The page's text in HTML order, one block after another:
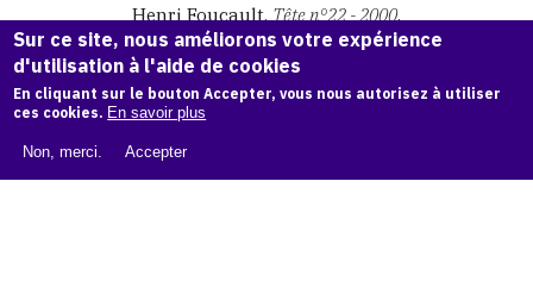
Henri Foucault, Tête n°22 - 2000.
Catalogue raisonné Henri Foucault, OAM.ark:38997/o169
89
COPIER LA CITATION
Sur ce site, nous améliorons votre expérience
d'utilisation à l'aide de cookies
En cliquant sur le bouton Accepter, vous nous autorisez à utiliser
ces cookies. En savoir plus
Non, merci. Accepter